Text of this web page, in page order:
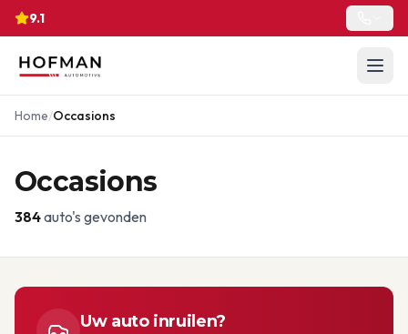
9.1
Home/Occasions
Occasions
384auto's gevonden
Uw auto inruilen?